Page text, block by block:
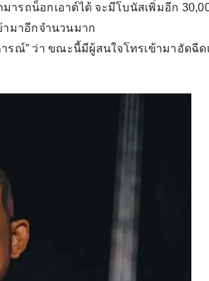
รถน็อกเอาต์ได้ จะมีโบนัสเพิ่มอีก
ามาอีกจำนวนมาก
รณ์” ว่า ขณะนี้มีผู้สนใจโทรเข้ามาอัดฉีด